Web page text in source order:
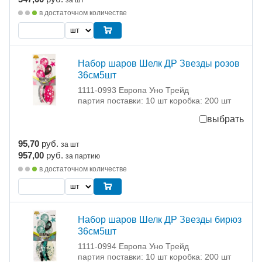
в достаточном количестве
Набор шаров Шелк ДР Звезды розов
36см5шт
1111-0993 Европа Уно Трейд
партия поставки: 10 шт коробка: 200 шт
выбрать
95,70 руб. за шт
957,00 руб. за партию
в достаточном количестве
Набор шаров Шелк ДР Звезды бирюз
36см5шт
1111-0994 Европа Уно Трейд
партия поставки: 10 шт коробка: 200 шт